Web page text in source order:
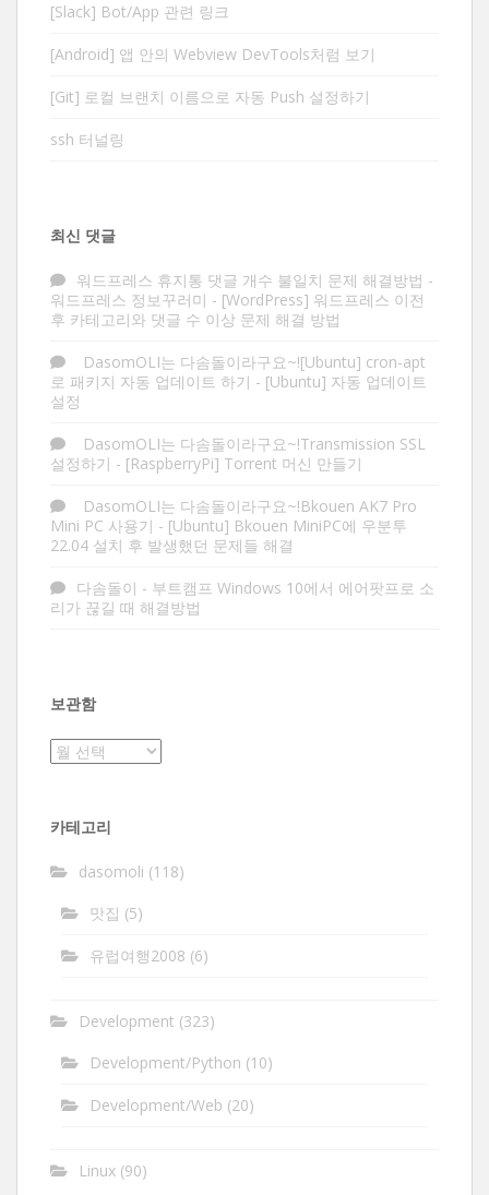
[Slack] Bot/App 관련 링크
[Android] 앱 안의 Webview DevTools처럼 보기
[Git] 로컬 브랜치 이름으로 자동 Push 설정하기
ssh 터널링
최신 댓글
워드프레스 휴지통 댓글 개수 불일치 문제 해결방법 -
워드프레스 정보꾸러미 - [WordPress] 워드프레스 이전
후 카테고리와 댓글 수 이상 문제 해결 방법
DasomOLI는 다솜돌이라구요~![Ubuntu] cron-apt
로 패키지 자동 업데이트 하기 - [Ubuntu] 자동 업데이트
설정
DasomOLI는 다솜돌이라구요~!Transmission SSL
설정하기 - [RaspberryPi] Torrent 머신 만들기
DasomOLI는 다솜돌이라구요~!Bkouen AK7 Pro
Mini PC 사용기 - [Ubuntu] Bkouen MiniPC에 우분투
22.04 설치 후 발생했던 문제들 해결
다솜돌이 - 부트캠프 Windows 10에서 에어팟프로 소
리가 끊길 때 해결방법
보관함
보
카테고리
dasomoli (118)
맛집 (5)
유럽여행2008 (6)
Development (323)
Development/Python (10)
Development/Web (20)
Linux (90)